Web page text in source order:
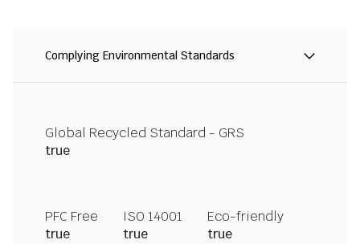
Complying Environmental Standards
Global Recycled Standard - GRS
true
PFC Free
true
ISO 14001
true
Eco-friendly
true